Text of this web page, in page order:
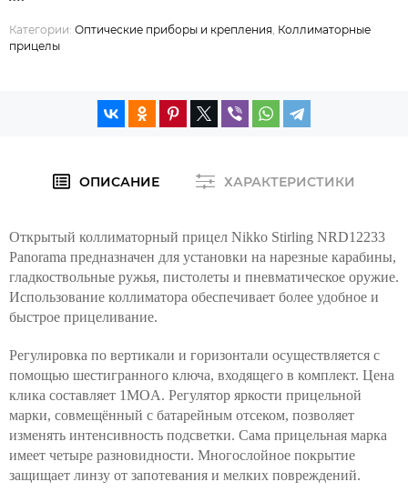
Категории: Оптические приборы и крепления Коллиматорные
прицелы
ОПИСАНИЕ ХАРАКТЕРИСТИКИ
Открытый коллиматорный прицел Nikko Stirling NRD12233
Panorama предназначен для установки на нарезные карабины,
гладкоствольные ружья, пистолеты и пневматическое оружие.
Использование коллиматора обеспечивает более удобное и
быстрое прицеливание.
Регулировка по вертикали и горизонтали осуществляется с
помощью шестигранного ключа, входящего в комплект. Цена
клика составляет 1MOA. Регулятор яркости прицельной
марки, совмещённый с батарейным отсеком, позволяет
изменять интенсивность подсветки. Сама прицельная марка
имеет четыре разновидности. Многослойное покрытие
защищает линзу от запотевания и мелких повреждений.